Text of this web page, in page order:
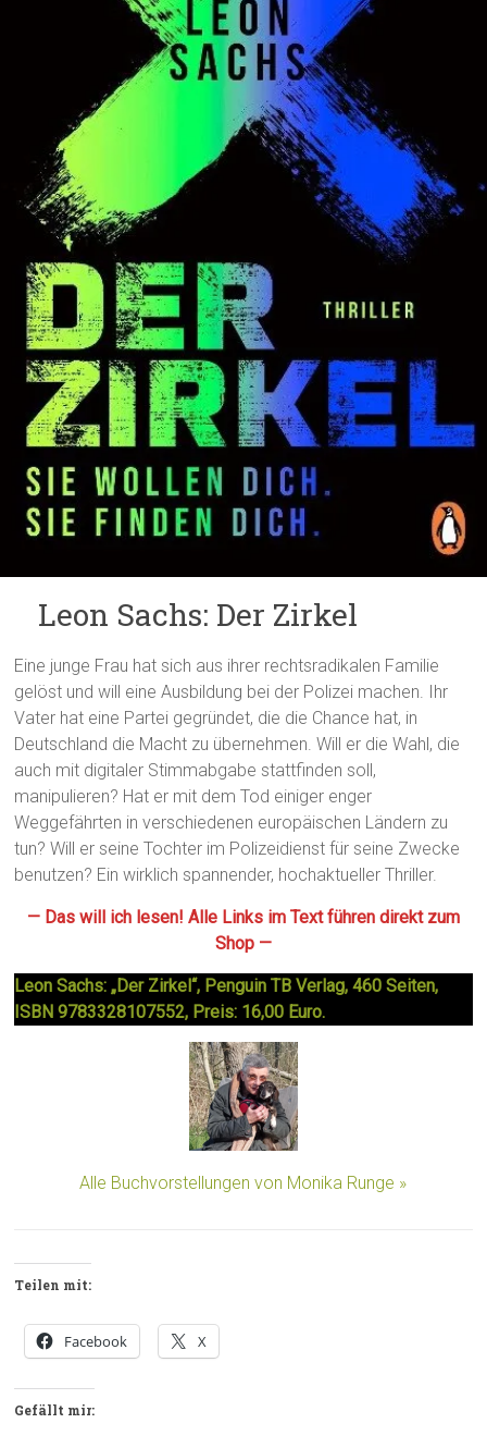
Leon Sachs: Der Zirkel
Eine junge Frau hat sich aus ihrer rechtsradikalen Familie
gelöst und will eine Ausbildung bei der Polizei machen. Ihr
Vater hat eine Partei gegründet, die die Chance hat, in
Deutschland die Macht zu übernehmen. Will er die Wahl, die
auch mit digitaler Stimmabgabe stattfinden soll,
manipulieren? Hat er mit dem Tod einiger enger
Weggefährten in verschiedenen europäischen Ländern zu
tun? Will er seine Tochter im Polizeidienst für seine Zwecke
benutzen? Ein wirklich spannender, hochaktueller Thriller.
— Das will ich lesen! Alle Links im Text führen direkt zum
Shop —
Leon Sachs: „Der Zirkel“, Penguin TB Verlag, 460 Seiten,
ISBN 9783328107552, Preis: 16,00 Euro.
Alle Buchvorstellungen von Monika Runge »
Teilen mit:
Facebook X
Gefällt mir: